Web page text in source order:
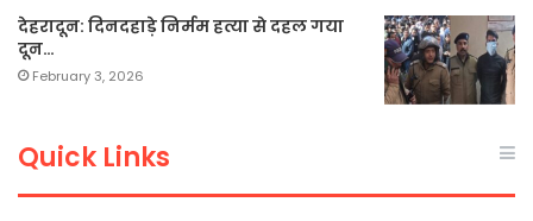
देहरादून: दिनदहाड़े निर्मम हत्या से दहल गया
दून…
February 3, 2026
Quick Links